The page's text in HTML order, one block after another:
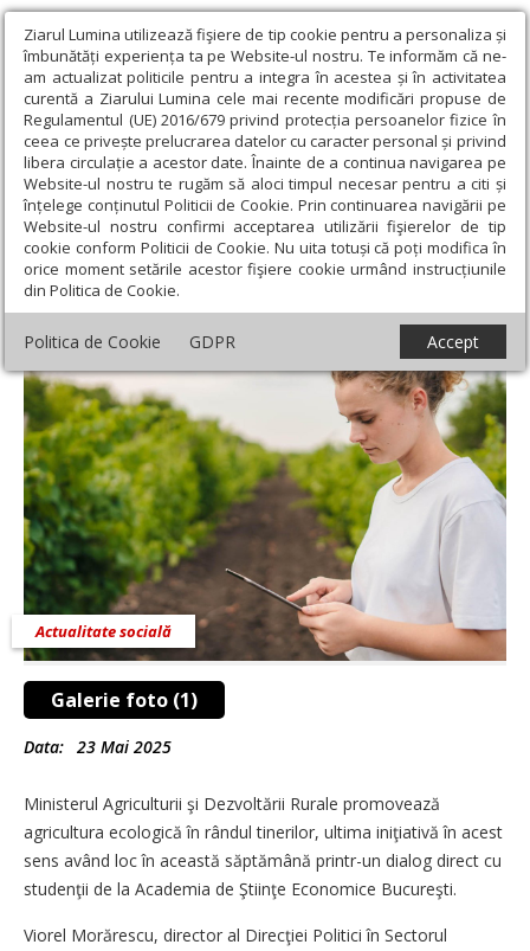
Ziarul Lumina utilizează fişiere de tip cookie pentru a personaliza și
îmbunătăți experiența ta pe Website-ul nostru. Te informăm că ne-
am actualizat politicile pentru a integra în acestea și în activitatea
curentă a Ziarului Lumina cele mai recente modificări propuse de
Regulamentul (UE) 2016/679 privind protecția persoanelor fizice în
ceea ce privește prelucrarea datelor cu caracter personal și privind
libera circulație a acestor date. Înainte de a continua navigarea pe
Website-ul nostru te rugăm să aloci timpul necesar pentru a citi și
înțelege conținutul Politicii de Cookie. Prin continuarea navigării pe
Website-ul nostru confirmi acceptarea utilizării fişierelor de tip
cookie conform Politicii de Cookie. Nu uita totuși că poți modifica în
orice moment setările acestor fişiere cookie urmând instrucțiunile
din Politica de Cookie.
Politica de Cookie GDPR Accept
Ziarul Lumina › Societate › Actualitate socială › Agricultura
ecologică, promovată în rândul tinerilor
Agricultura ecologică, promovată în rândul
tinerilor
Galerie foto (1)
Actualitate socială
Data: 23 Mai 2025
Ministerul Agriculturii şi Dezvoltării Rurale promovează
agricultura ecologică în rândul tinerilor, ultima iniţiativă în acest
sens având loc în această săptămână printr-un dialog direct cu
studenţii de la Academia de Ştiinţe Economice Bucureşti.
Viorel Morărescu, director al Direcţiei Politici în Sectorul